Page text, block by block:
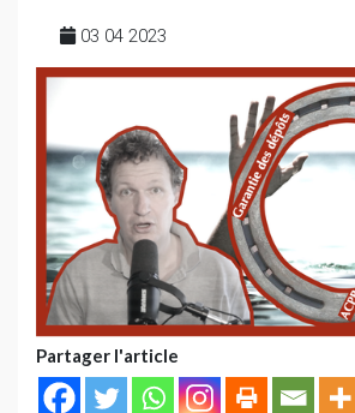
03 04 2023
Partager l'article